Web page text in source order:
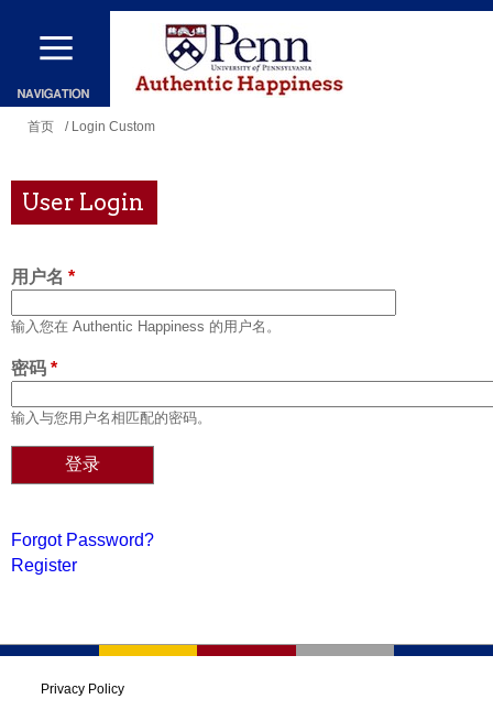
跳
到
主
容
你
这
里
首页 / Login Custom
User Login
用户名 *
输入您在 Authentic Happiness 的用户名。
密码 *
输入与您用户名相匹配的密码。
Forgot Password?
Register
Privacy Policy